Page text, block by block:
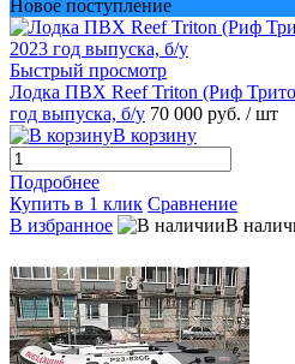
Новое поступление
Быстрый просмотр
Лодка ПВХ Reef Triton (Риф
год выпуска, б/у 70 000 руб. / шт
В корзину
Подробнее
Купить в 1 клик Сравнение
В избранное
В